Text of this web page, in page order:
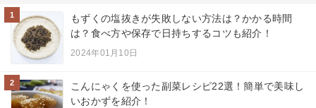
1
もずくの塩抜きが失敗しない方法は？かかる時間
は？食べ方や保存で日持ちするコツも紹介！
2024年01月10日
2
こんにゃくを使った副菜レシピ22選！簡単で美味し
いおかずを紹介！